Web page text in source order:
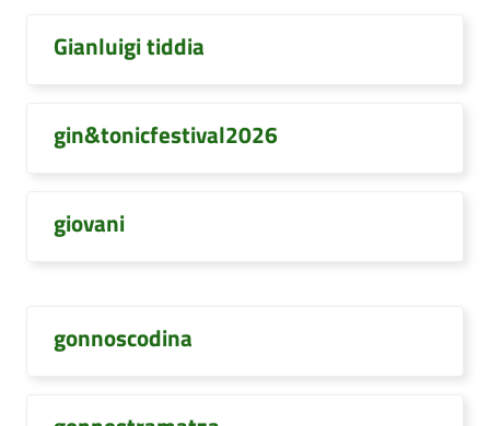
Gianluigi tiddia
gin&tonicfestival2026
giovani
gonnoscodina